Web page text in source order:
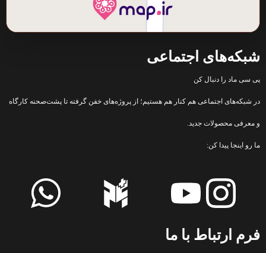
شبکه‌های اجتماعی
پی سی ماد را دنبال کن
در شبکه‌های اجتماعی هم کنار هم هستیم؛ از پروژه‌های خفن گرفته تا پشت‌صحنه کارگاه
و معرفی محصولات جدید.
ما رو اینجا پیدا کن:
فرم ارتباط با ما